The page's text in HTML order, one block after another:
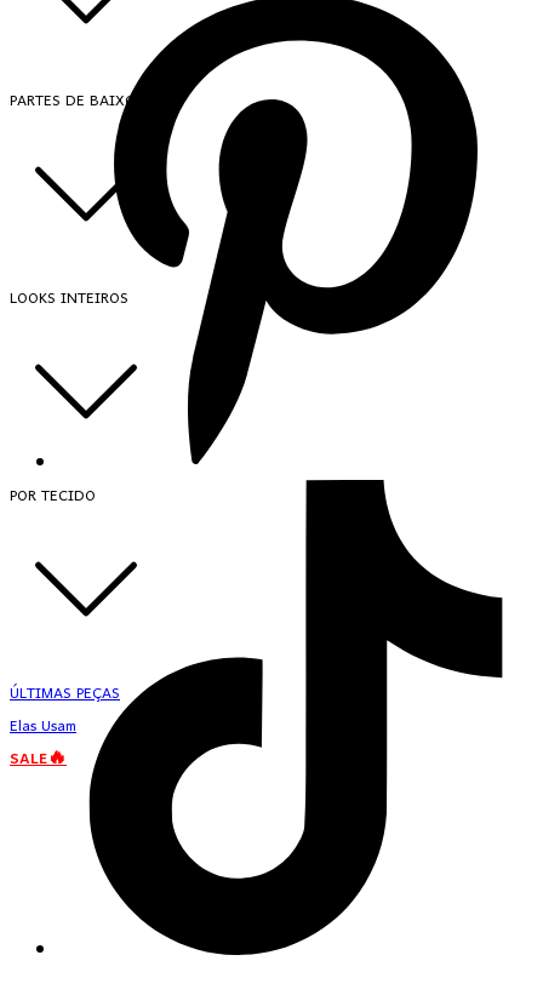
PARTES DE BAIXO
LOOKS INTEIROS
POR TECIDO
ÚLTIMAS PEÇAS
Elas Usam
SALE🔥